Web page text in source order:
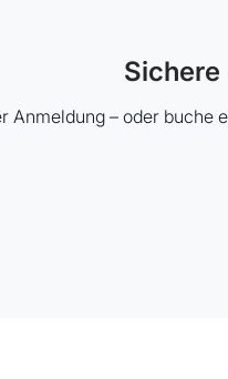
Sichere
Anmeldung – oder buche